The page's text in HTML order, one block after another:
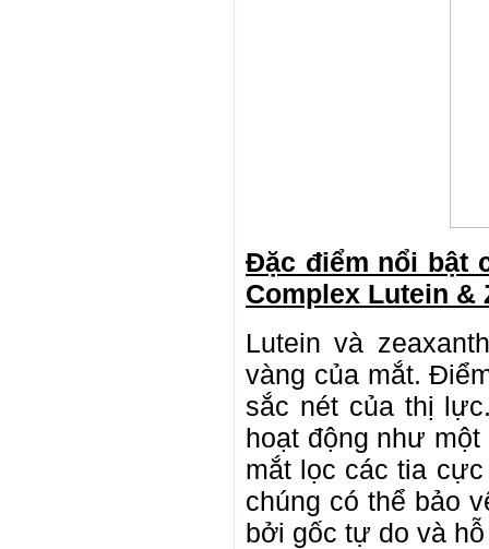
Đặc điểm nổi bật
Complex Lutein &
Lutein và
vàng của mắt.
sắc nét của thị
hoạt động như
mắt lọc các tia
chúng có thể bảo
bởi gốc tự do và